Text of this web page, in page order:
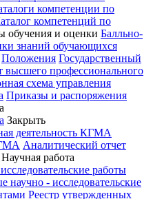
компетенции по
компетенций по
обучения и оценки Балльно-
знаний обучающихся
Положения Государственный
высшего профессионального
схема управления
Приказы и распоряжения
Закрыть
деятельность КГМА
Аналитический отчет
Научная работа
работы
научно - исследовательские
Реестр утвержденных